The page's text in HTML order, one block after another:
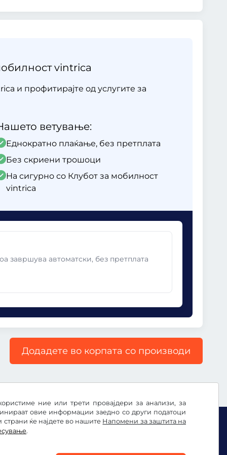
ние или трети провајдери за анализи, за
овие информации заедно со други податоци
ќе најдете во нашите Напомени за заштита на
.
vintrica
и профитирајте од услугите за
ветување:
Еднократно плаќање, без претплата
Без скриени трошоци
На сигурно со Клубот за мобилност
vintrica
завршува автоматски, без претплата
Додадете во корпата со производи